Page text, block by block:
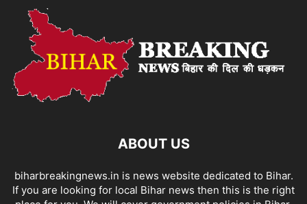
ABOUT US
biharbreakingnews.in is news website dedicated to Bihar.
If you are looking for local Bihar news then this is the right